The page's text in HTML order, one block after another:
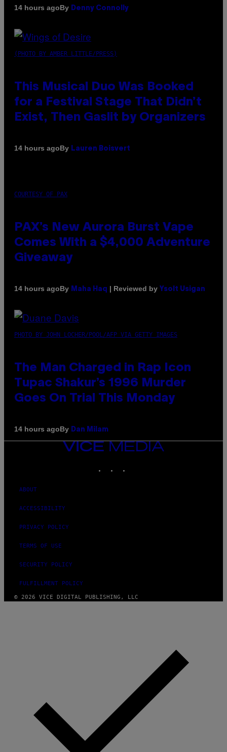
14 hours agoBy Denny Connolly
(PHOTO BY AMBER LITTLE/PRESS)
This Musical Duo Was Booked
for a Festival Stage That Didn’t
Exist, Then Gaslit by Organizers
14 hours agoBy Lauren Boisvert
COURTESY OF PAX
PAX’s New Aurora Burst Vape
Comes With a $4,000 Adventure
Giveaway
14 hours agoBy Maha Haq | Reviewed by Ysolt Usigan
PHOTO BY JOHN LOCHER/POOL/AFP VIA GETTY IMAGES
The Man Charged in Rap Icon
Tupac Shakur’s 1996 Murder
Goes On Trial This Monday
14 hours agoBy Dan Milam
VICE
MEDIA
ABOUT
ACCESSIBILITY
PRIVACY POLICY
TERMS OF USE
SECURITY POLICY
FULFILLMENT POLICY
© 2026 VICE DIGITAL PUBLISHING, LLC